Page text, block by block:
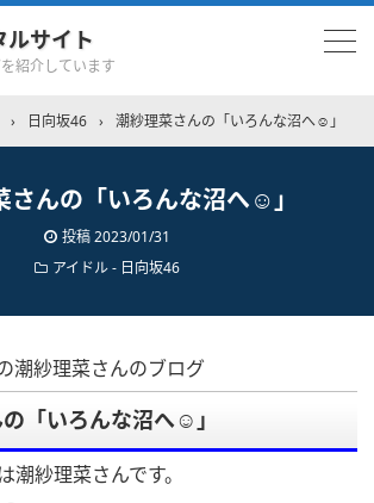
ルサイト
紹介しています
› 日向坂46 › 潮紗理菜さんの「いろんな沼へ☺️」
さんの「いろんな沼へ☺️」
投稿2023/01/31
アイドル - 日向坂46
潮紗理菜さんのブログ
「いろんな沼へ☺️」
潮紗理菜さんです。